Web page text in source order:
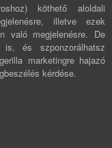
köthető aloldali
illetve ezek
való megjelenésre. De
és szponzorálhatsz
marketingre hajazó
kérdése.